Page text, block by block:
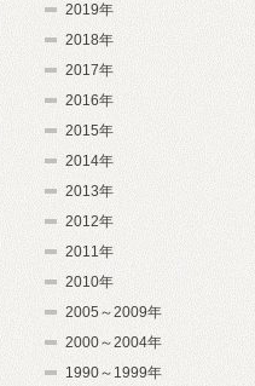
2019年
2018年
2017年
2016年
2015年
2014年
2013年
2012年
2011年
2010年
2005～2009年
2000～2004年
1990～1999年